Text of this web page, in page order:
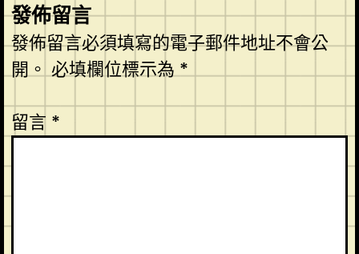
發佈留言
發佈留言必須填寫的電子郵件地址不會公
開。必填欄位標示為*
留言 *